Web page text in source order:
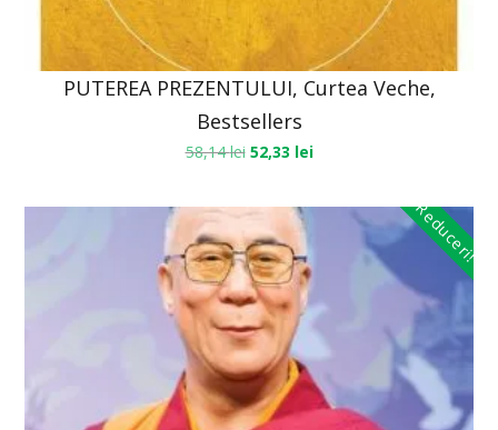
PUTEREA PREZENTULUI, Curtea Veche,
Bestsellers
58,14lei 52,33 lei
Reduceri!